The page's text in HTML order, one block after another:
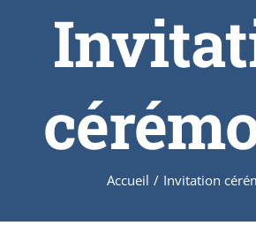
Accueil / Invitation